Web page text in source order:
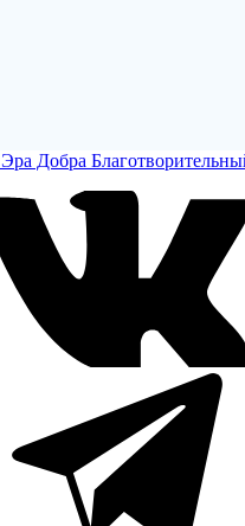
Эра Добра